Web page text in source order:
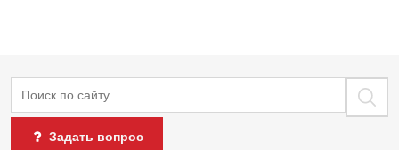
Поиск
Задать вопрос